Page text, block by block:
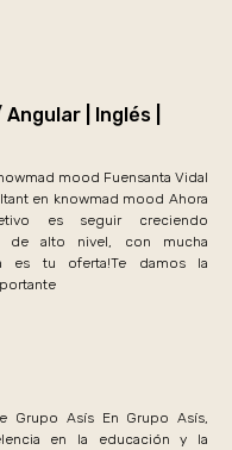
| Inglés |
mood Fuensanta Vidal
en knowmad mood Ahora
es seguir creciendo
de alto nivel, con mucha
es tu oferta!Te damos la
Grupo Asís En Grupo Asís,
en la educación y la